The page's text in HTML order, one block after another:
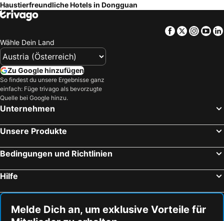
Haustierfreundliche Hotels in Dongguan
Facebook
Twitter
Wähle Dein Land
Zu Google hinzufügen
So findest du unsere Ergebnisse ganz
einfach: Füge trivago als bevorzugte
Quelle bei Google hinzu.
Unternehmen
Unsere Produkte
Bedingungen und Richtlinien
Hilfe
Melde Dich an, um exklusive Vorteile für